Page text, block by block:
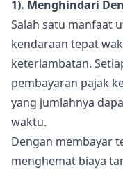
1). Menghindari
Salah satu manfaat
kendaraan tepat
keterlambatan.
pembayaran pajak
yang jumlahnya
waktu.
Dengan membayar
menghemat biaya